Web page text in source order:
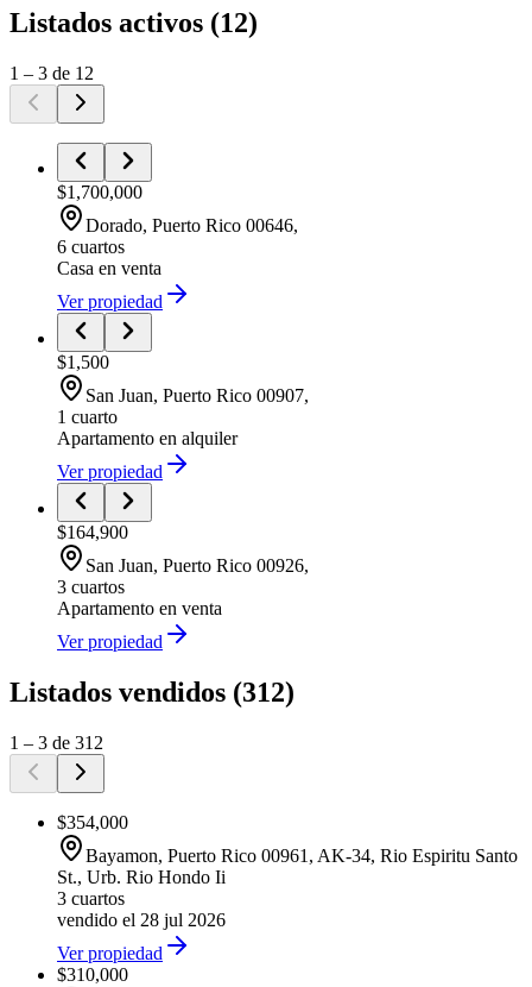
Listados activos (12)
1 – 3 de 12
$1,700,000
Dorado, Puerto Rico 00646,
6 cuartos
Casa en venta
Ver propiedad
$1,500
San Juan, Puerto Rico 00907,
1 cuarto
Apartamento en alquiler
Ver propiedad
$164,900
San Juan, Puerto Rico 00926,
3 cuartos
Apartamento en venta
Ver propiedad
Listados vendidos (312)
1 – 3 de 312
$354,000
Bayamon, Puerto Rico 00961 , AK-34, Rio Espiritu Santo
St., Urb. Rio Hondo Ii
3 cuartos
vendido el 28 jul 2026
Ver propiedad
$310,000